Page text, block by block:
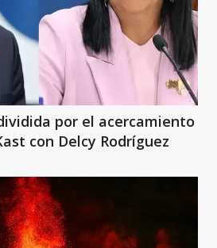
por el acercamiento
con Delcy Rodríguez